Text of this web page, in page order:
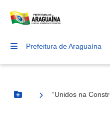
Prefeitura de Araguaína
Botão Menu
“Unidos na